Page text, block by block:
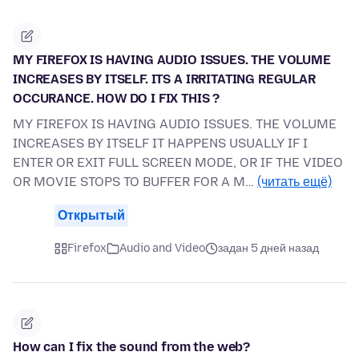
MY FIREFOX IS HAVING AUDIO ISSUES. THE VOLUME
INCREASES BY ITSELF. ITS A IRRITATING REGULAR
OCCURANCE. HOW DO I FIX THIS ?
MY FIREFOX IS HAVING AUDIO ISSUES. THE VOLUME
INCREASES BY ITSELF IT HAPPENS USUALLY IF I
ENTER OR EXIT FULL SCREEN MODE, OR IF THE VIDEO
OR MOVIE STOPS TO BUFFER FOR A M… (читать ещё)
Открытый
Firefox Audio and Video задан 5 дней назад
How can I fix the sound from the web?